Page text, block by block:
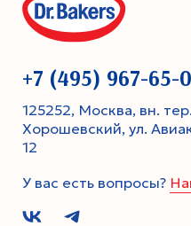
+7 (495) 967-65-
125252, Москва, вн.
Хорошевский, ул.
12
У вас есть вопросы?